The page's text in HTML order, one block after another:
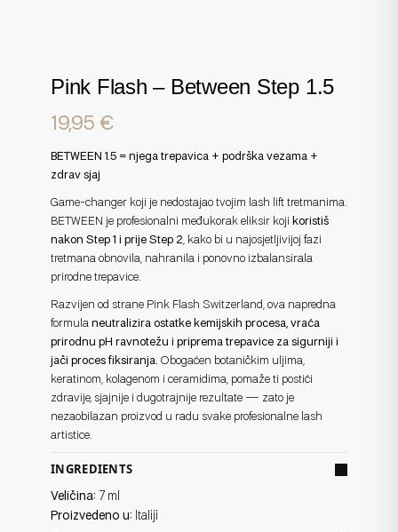
Pink Flash – Between Step 1.5
19,95 €
BETWEEN 1.5 = njega trepavica + podrška vezama +
zdrav sjaj
Game-changer koji je nedostajao tvojim lash lift tretmanima.
BETWEEN je profesionalni međukorak eliksir koji koristiš
nakon Step 1 i prije Step 2 , kako bi u najosjetljivijoj fazi
tretmana obnovila, nahranila i ponovno izbalansirala
prirodne trepavice.
Razvijen od strane Pink Flash Switzerland, ova napredna
formula neutralizira ostatke kemijskih procesa, vraća
prirodnu pH ravnotežu i priprema trepavice za sigurniji i
jači proces fiksiranja. Obogaćen botaničkim uljima,
keratinom, kolagenom i ceramidima, pomaže ti postići
zdravije, sjajnije i dugotrajnije rezultate — zato je
nezaobilazan proizvod u radu svake profesionalne lash
artistice.
INGREDIENTS
Veličina: 7 ml
Proizvedeno u: Italiji